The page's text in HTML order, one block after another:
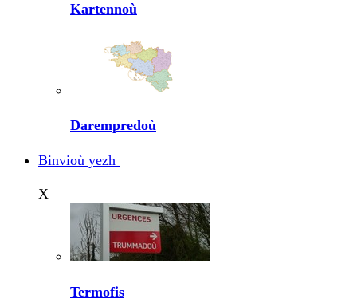
Kartennoù
Darempredoù
Binvioù yezh
X
Termofis